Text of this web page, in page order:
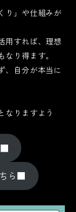
り」や仕組みが
用すれば、理想
り得ます。
、自分が本当に
なりますよう
■
ら■